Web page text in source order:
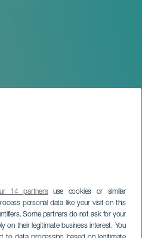
14 partnersuse cookies or similar
personal data like your visit on this
Some partners do not ask for your
on their legitimate business interest. You